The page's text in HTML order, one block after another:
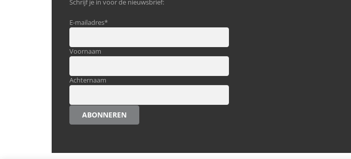
Schrijf je in voor de nieuwsbrief:
E-mailadres*
Voornaam
Achternaam
ABONNEREN